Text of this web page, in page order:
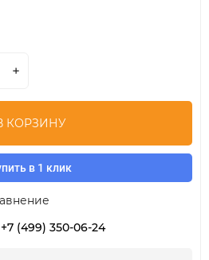
КОРЗИНУ
в 1 клик
+7 (499) 350-06-24